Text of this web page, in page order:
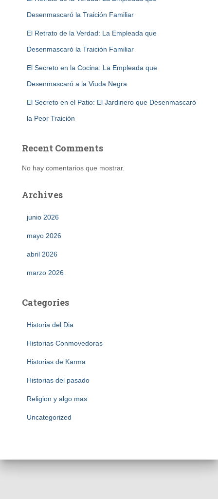
Desenmascaró la Traición Familiar
El Retrato de la Verdad: La Empleada que
Desenmascaró la Traición Familiar
El Secreto en la Cocina: La Empleada que
Desenmascaró a la Viuda Negra
El Secreto en el Patio: El Jardinero que Desenmascaró
la Peor Traición
Recent Comments
No hay comentarios que mostrar.
Archives
junio 2026
mayo 2026
abril 2026
marzo 2026
Categories
Historia del Dia
Historias Conmovedoras
Historias de Karma
Historias del pasado
Religion y algo mas
Uncategorized